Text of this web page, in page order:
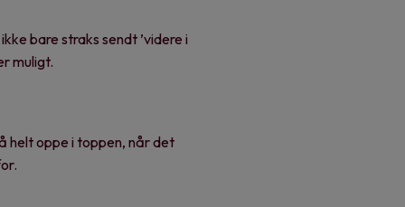
bare straks sendt ’videre i
muligt.
helt oppe i toppen, når det